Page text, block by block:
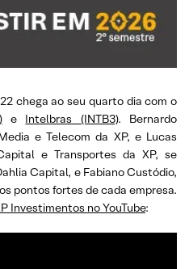
chega ao seu quarto dia com o
e Intelbras (INTB3). Bernardo
e Telecom da XP, e Lucas
e Transportes da XP, se
Capital, e Fabiano Custódio,
pontos fortes de cada empresa.
Investimentos no YouTube: